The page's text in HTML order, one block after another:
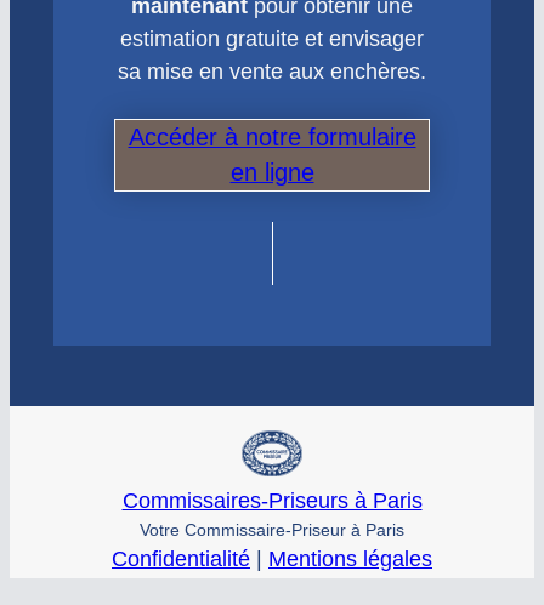
maintenant pour obtenir une
estimation gratuite et envisager
sa mise en vente aux enchères.
Accéder à notre formulaire
en ligne
Commissaires-Priseurs à Paris
Votre Commissaire-Priseur à Paris
Confidentialité | Mentions légales